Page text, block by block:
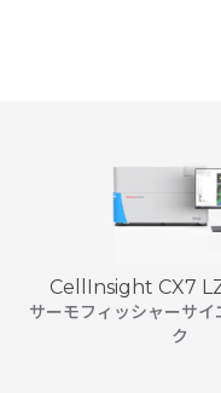
CellInsight CX7
サーモフィッシャーサイ
ク